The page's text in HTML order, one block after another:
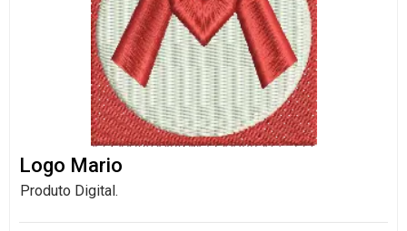
Logo Mario
Produto Digital.